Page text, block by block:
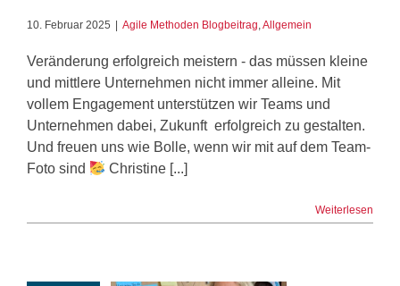
10. Februar 2025 Agile Methoden Blogbeitrag,Allgemein
Veränderung erfolgreich meistern - das müssen kleine
und mittlere Unternehmen nicht immer alleine. Mit
vollem Engagement unterstützen wir Teams und
Unternehmen dabei, Zukunft erfolgreich zu gestalten.
Und freuen uns wie Bolle, wenn wir mit auf dem Team-
Foto sind
Christine [...]
Weiterlesen